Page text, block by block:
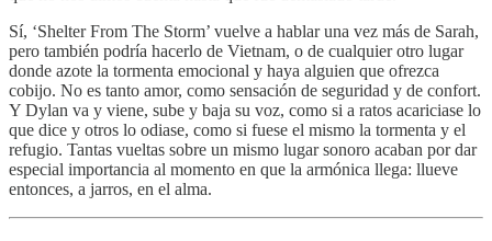
Sí, ‘Shelter From The Storm’ vuelve a hablar una vez más de Sarah,
pero también podría hacerlo de Vietnam, o de cualquier otro lugar
donde azote la tormenta emocional y haya alguien que ofrezca
cobijo. No es tanto amor, como sensación de seguridad y de confort.
Y Dylan va y viene, sube y baja su voz, como si a ratos acariciase lo
que dice y otros lo odiase, como si fuese el mismo la tormenta y el
refugio. Tantas vueltas sobre un mismo lugar sonoro acaban por dar
especial importancia al momento en que la armónica llega: llueve
entonces, a jarros, en el alma.